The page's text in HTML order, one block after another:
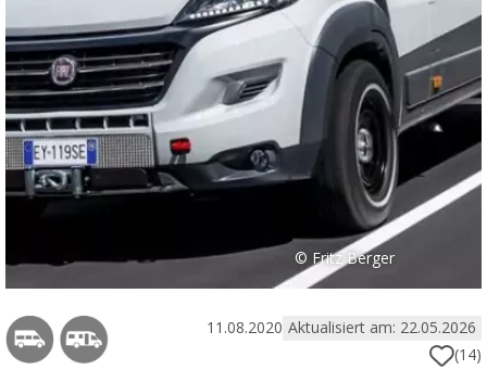
© Fritz Berger
11.08.2020 Aktualisiert am: 22.05.2026
(14)